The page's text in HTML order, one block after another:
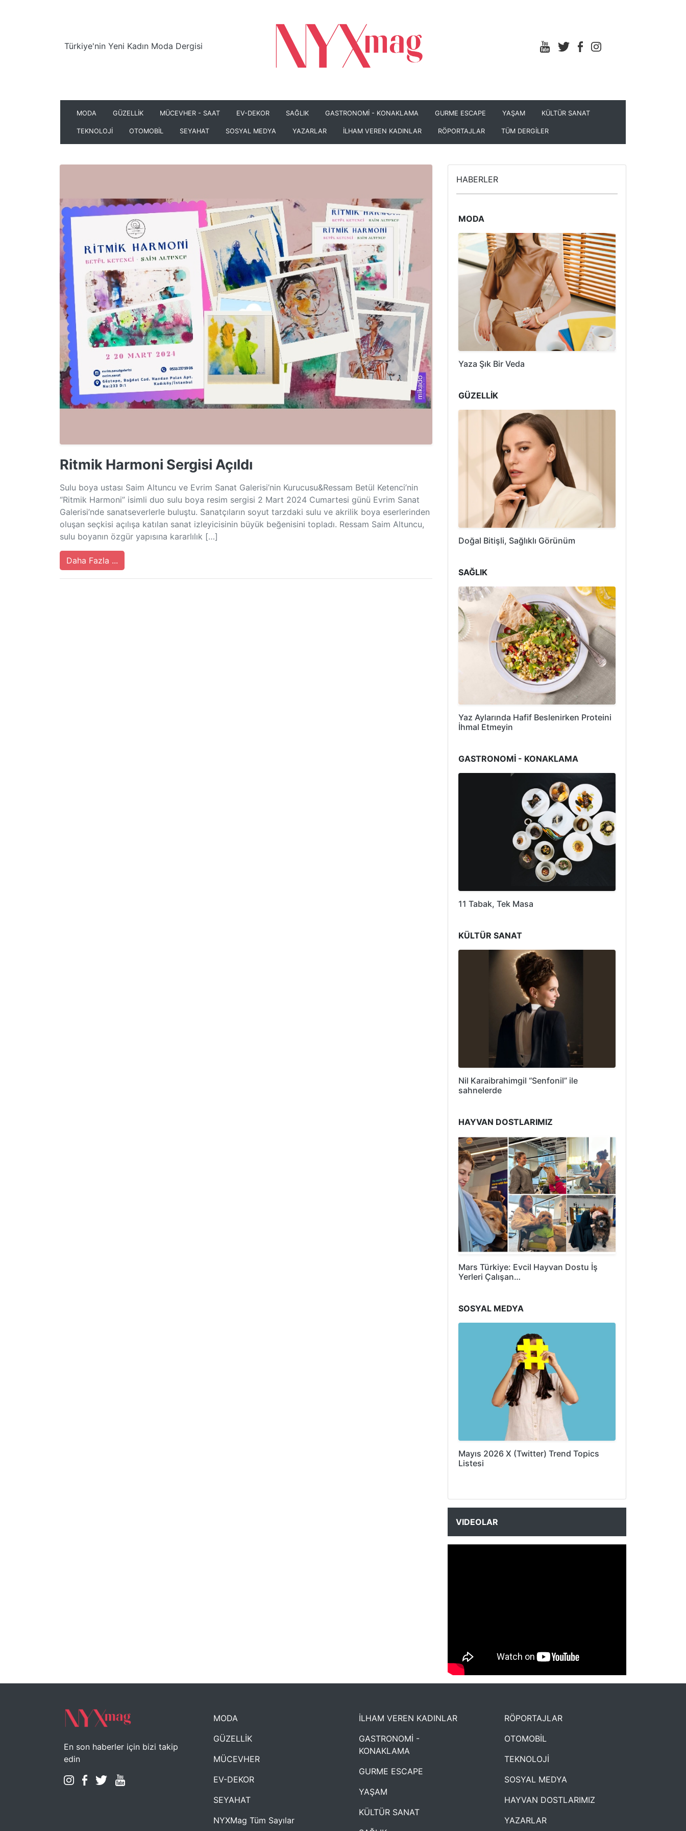
Türkiye'nin Yeni Kadın Moda Dergisi
MODA GÜZELLİK MÜCEVHER - SAAT EV-DEKOR SAĞLIK GASTRONOMİ - KONAKLAMA GURME ESCAPE YAŞAM KÜLTÜR SANAT
TEKNOLOJİ OTOMOBİL SEYAHAT SOSYAL MEDYA YAZARLAR İLHAM VEREN KADINLAR RÖPORTAJLAR TÜM DERGİLER
Ritmik Harmoni Sergisi Açıldı
Sulu boya ustası Saim Altuncu ve Evrim Sanat Galerisi’nin Kurucusu&Ressam Betül Ketenci’nin
“Ritmik Harmoni” isimli duo sulu boya resim sergisi 2 Mart 2024 Cumartesi günü Evrim Sanat
Galerisi’nde sanatseverlerle buluştu. Sanatçıların soyut tarzdaki sulu ve akrilik boya eserlerinden
oluşan seçkisi açılışa katılan sanat izleyicisinin büyük beğenisini topladı. Ressam Saim Altuncu,
sulu boyanın özgür yapısına kararlılık […]
Daha Fazla ...
HABERLER
MODA
Yaza Şık Bir Veda
GÜZELLİK
Doğal Bitişli, Sağlıklı Görünüm
SAĞLIK
Yaz Aylarında Hafif Beslenirken Proteini
İhmal Etmeyin
GASTRONOMİ - KONAKLAMA
11 Tabak, Tek Masa
KÜLTÜR SANAT
Nil Karaibrahimgil “Senfonil” ile
sahnelerde
HAYVAN DOSTLARIMIZ
Mars Türkiye: Evcil Hayvan Dostu İş
Yerleri Çalışan…
SOSYAL MEDYA
Mayıs 2026 X (Twitter) Trend Topics
Listesi
VIDEOLAR
NYXmag 2. Yaş Kutlama Etkinliği
En son haberler için bizi takip
edin
MODA
GÜZELLİK
MÜCEVHER
EV-DEKOR
SEYAHAT
NYXMag Tüm Sayılar
İLHAM VEREN KADINLAR
GASTRONOMİ -
KONAKLAMA
GURME ESCAPE
YAŞAM
KÜLTÜR SANAT
RÖPORTAJLAR
OTOMOBİL
TEKNOLOJİ
SOSYAL MEDYA
HAYVAN DOSTLARIMIZ
YAZARLAR